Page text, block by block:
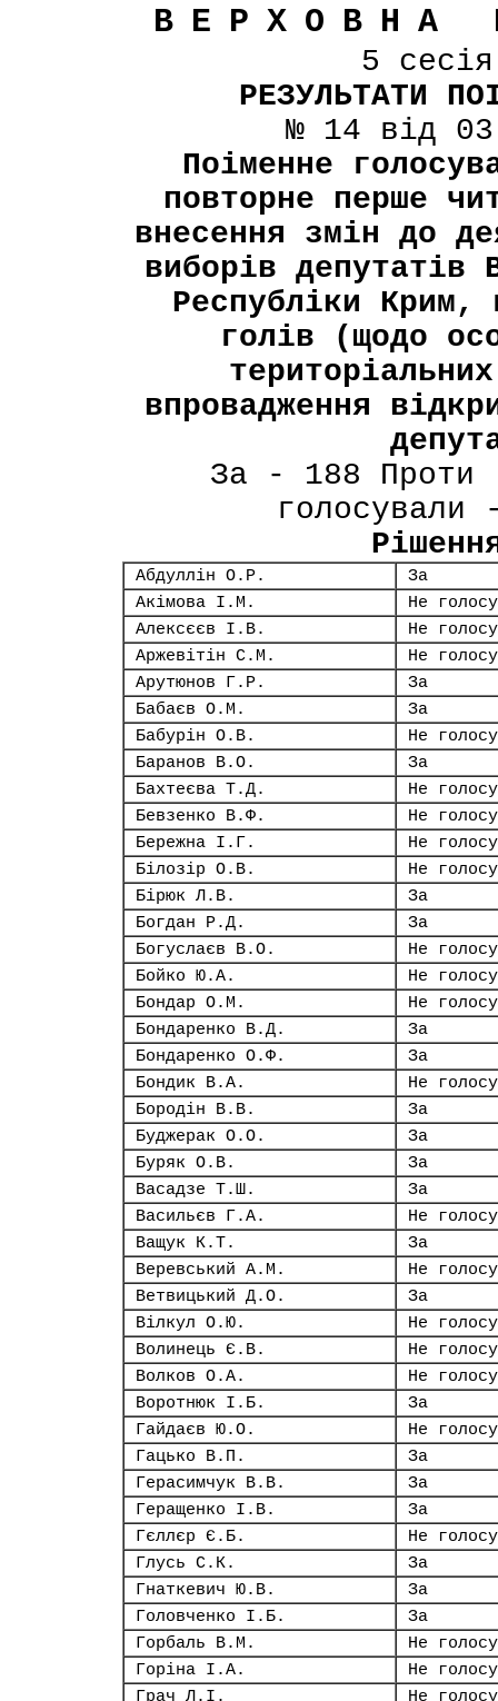
ВЕРХОВНА
5
РЕЗУЛЬТАТИ
№ 14 від
Поіменне
повторне перше
внесення змін до
виборів депутатів
Республіки Крим,
голів (щодо
впровадження
За - 188 Проти
Абдуллін О.Р.
За
Акімова І.М.
Не
Алексєєв І.В.
Не
Аржевітін С.М.
Не
Арутюнов Г.Р.
За
Бабаєв О.М.
За
Бабурін О.В.
Не
Баранов В.О.
За
Бахтеєва Т.Д.
Не
Бевзенко В.Ф.
Не
Бережна І.Г.
Не
Білозір О.В.
Не
Бірюк Л.В.
За
Богдан Р.Д.
За
Богуслаєв В.О.
Не
Бойко Ю.А.
Не
Бондар О.М.
Не
Бондаренко В.Д.
За
Бондаренко О.Ф.
За
Бондик В.А.
Не
Бородін В.В.
За
Буджерак О.О.
За
Буряк О.В.
За
Васадзе Т.Ш.
За
Васильєв Г.А.
Не
Ващук К.Т.
За
Веревський А.М.
Не
Ветвицький Д.О.
За
Вілкул О.Ю.
Не
Волинець Є.В.
Не
Волков О.А.
Не
Воротнюк І.Б.
За
Гайдаєв Ю.О.
Не
Гацько В.П.
За
Герасимчук В.В.
За
Геращенко І.В.
За
Гєллєр Є.Б.
Не
Глусь С.К.
За
Гнаткевич Ю.В.
За
Головченко І.Б.
За
Горбаль В.М.
Не
Горіна І.А.
Не
Грач Л.І.
Не